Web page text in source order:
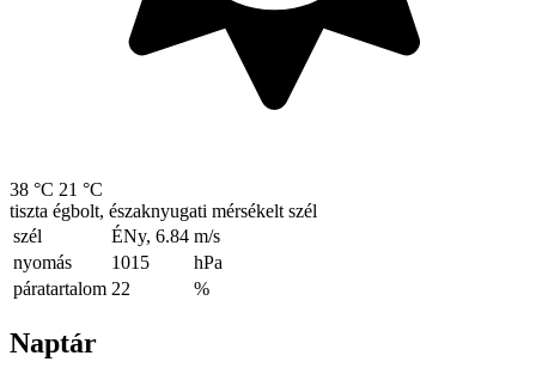
38 °C 21 °C
tiszta égbolt, északnyugati mérsékelt szél
szél
ÉNy, 6.84 m/s
nyomás
1015
hPa
páratartalom 22 %
Naptár